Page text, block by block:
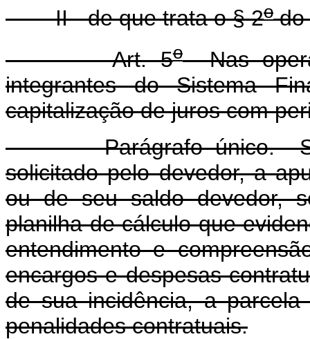
II - de que trata o § 2odo
Art. 5oNas
integrantes do Sistema
capitalização de juros com
Parágrafo único.
solicitado pelo devedor, a
ou de seu saldo devedor,
planilha de cálculo que
entendimento e
encargos e despesas
de sua incidência, a
penalidades contratuais.